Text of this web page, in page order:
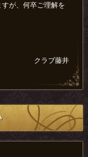
が、何卒ご理解を
クラブ藤井